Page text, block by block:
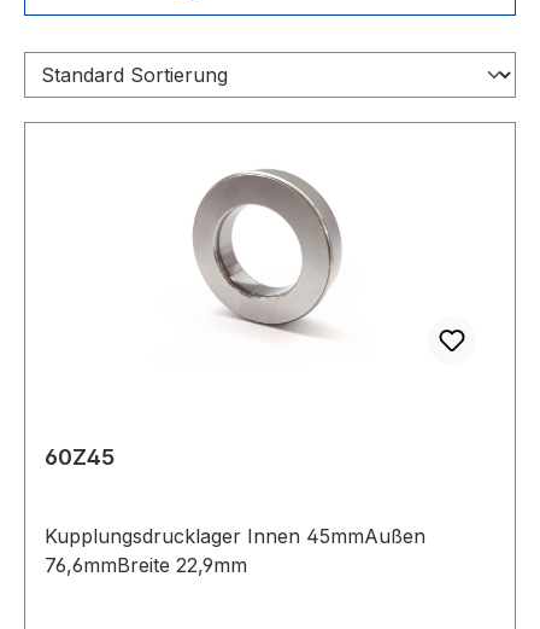
60Z45
Kupplungsdrucklager Innen 45mmAußen
76,6mmBreite 22,9mm